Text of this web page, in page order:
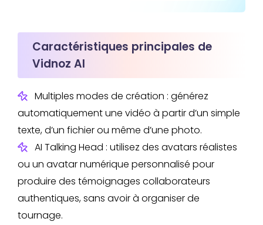
Caractéristiques principales de
Vidnoz AI
Multiples modes de création : générez
automatiquement une vidéo à partir d’un simple
texte, d’un fichier ou même d’une photo.
AI Talking Head : utilisez des avatars réalistes
ou un avatar numérique personnalisé pour
produire des témoignages collaborateurs
authentiques, sans avoir à organiser de
tournage.